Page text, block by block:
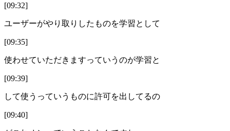
[09:32]
ユーザーがやり取りしたものを学習として
[09:35]
使わせていただきますっていうのが学習と
[09:39]
して使うっていうものに許可を出してるの
[09:40]